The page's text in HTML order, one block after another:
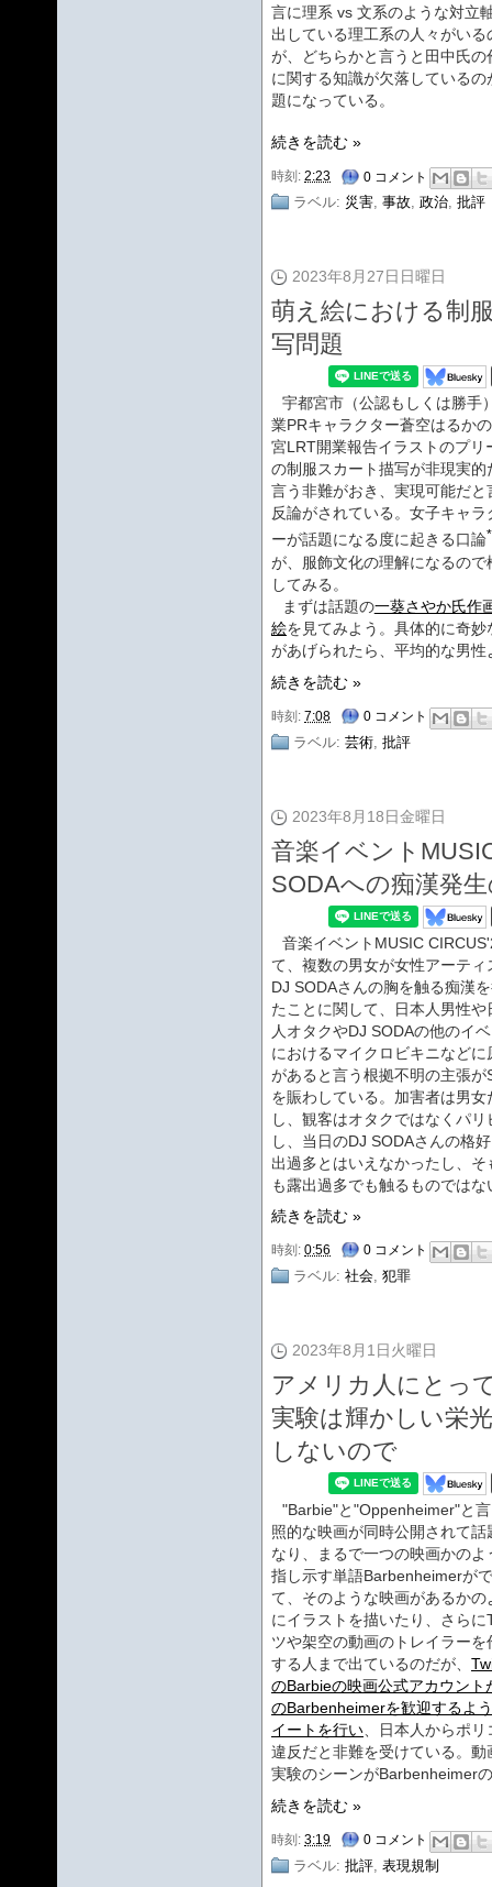
言に理系 vs 文系のような対立
出している理工系の人々がいる
が、どちらかと言うと田中氏の
に関する知識が欠落しているの
題になっている。
続きを読む »
時刻: 2:23 0 コメント
ラベル: 災害, 事故, 政治, 批評
2023年8月27日日曜日
萌え絵における制
写問題
宇都宮市（公認もしくは勝手
業PRキャラクター蒼空はるか
宮LRT開業報告イラストのプリ
の制服スカート描写が非現実的
言う非難がおき、実現可能だと
反論がされている。女子キャラ
ーが話題になる度に起きる口論
が、服飾文化の理解になるので
してみる。
まずは話題の一葵さやか氏作
絵を見てみよう。具体的に奇妙
があげられたら、平均的な男
続きを読む »
時刻: 7:08 0 コメント
ラベル: 芸術, 批評
2023年8月18日金曜日
音楽イベント
SODAへの痴漢発
音楽イベントMUSIC
て、複数の男女が女性アーティ
DJ SODAさんの胸を触る痴漢
たことに関して、日本人男性や
人オタクやDJ SODAの他のイ
におけるマイクロビキニなどに
があると言う根拠不明の主張が
を賑わしている。加害者は男女
し、観客はオタクではなくパリ
し、当日のDJ SODAさんの格
出過多とはいえなかったし、そ
も露出過多でも触るものではな
続きを読む »
時刻: 0:56 0 コメント
ラベル: 社会, 犯罪
2023年8月1日火曜日
アメリカ人にとっ
実験は輝かしい栄
しないので
"Barbie"と"Oppenheimer"と
照的な映画が同時公開されて話
なり、まるで一つの映画かのよ
指し示す単語Barbenheimerが
て、そのような映画があるかの
にイラストを描いたり、さらに
ツや架空の動画のトレイラーを
する人まで出ているのだが、
のBarbieの映画公式アカウント
のBarbenheimerを歓迎するよ
イートを行い 、日本人からポリ
違反だと非難を受けている。
実験のシーンがBarbenheimer
続きを読む »
時刻: 3:19 0 コメント
ラベル: 批評 表現規制